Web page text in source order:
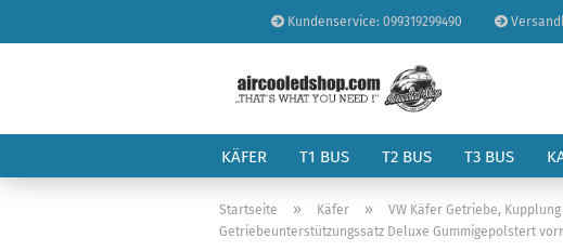
Kundenservice: 099319299490
KÄFER T1 BUS T2 BUS T3 BUS
Startseite » Käfer » VW Käfer Getriebe,
Getriebeunterstützungssatz Deluxe Gummigepolstert